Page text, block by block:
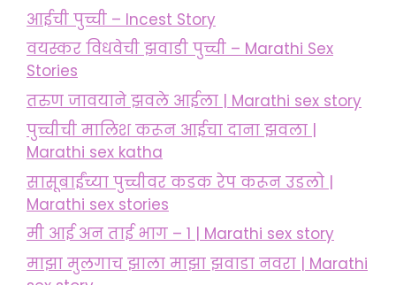
आईची पुच्ची – Incest Story
वयस्कर विधवेची झवाडी पुच्ची – Marathi Sex
Stories
तरुण जावयाने झवले आईला | Marathi sex story
पुच्चीची मालिश करून आईचा दाना झवला |
Marathi sex katha
सासूबाईंच्या पुच्चीवर कडक रेप करून उडलो |
Marathi sex stories
मी आई अन ताई भाग – 1 | Marathi sex story
माझा मुलगाच झाला माझा झवाडा नवरा | Marathi